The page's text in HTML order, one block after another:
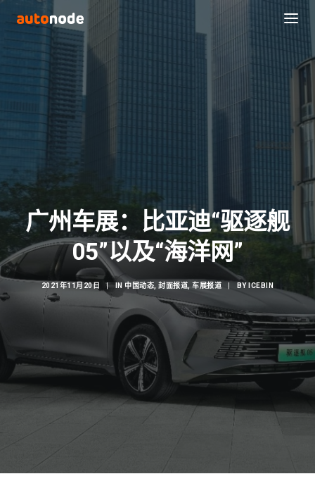
Search
广州车展：比亚迪“驱逐舰
05”以及“海洋网”
2021年11月20日 | IN 中国动态 ,封面报道 ,车展报道 BY ICEBIN